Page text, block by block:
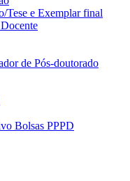
Tese e Exemplar final
de Pós-doutorado
Bolsas PPPD